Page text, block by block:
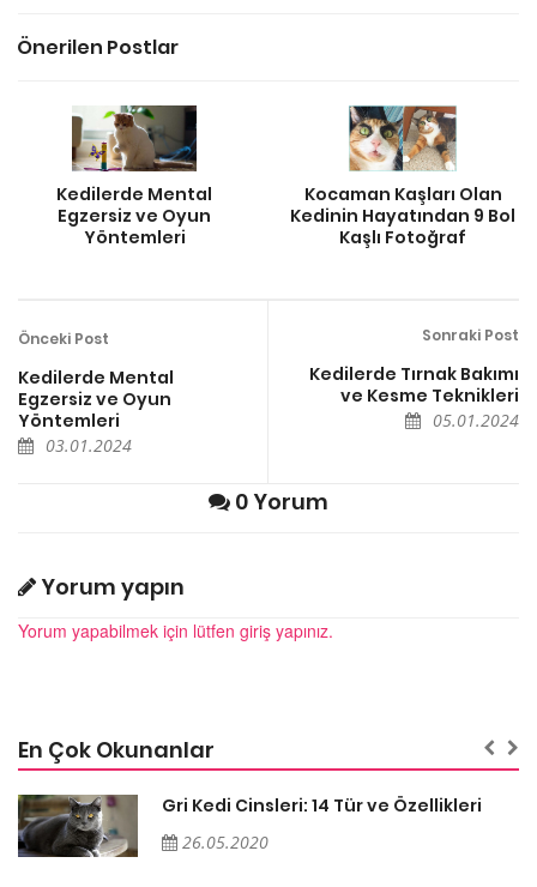
Önerilen Postlar
Kedilerde Mental
Egzersiz ve Oyun
Yöntemleri
Kocaman Kaşları Olan
Kedinin Hayatından 9 Bol
Kaşlı Fotoğraf
Önceki Post
Kedilerde Mental
Egzersiz ve Oyun
Yöntemleri
03.01.2024
Sonraki Post
Kedilerde Tırnak Bakımı
ve Kesme Teknikleri
05.01.2024
0 Yorum
Yorum yapın
Yorum yapabilmek için lütfen giriş yapınız.
En Çok Okunanlar
Gri Kedi Cinsleri: 14 Tür ve Özellikleri
26.05.2020